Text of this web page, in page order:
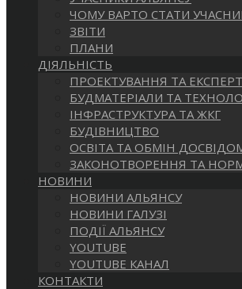
САЙТІ
ЧОМУ ВАРТО СТАТИ
ЗВІТИ
ПЛАНИ
ДІЯЛЬНІСТЬ
ПРОЕКТУВАННЯ ТА
БУДМАТЕРІАЛИ ТА
ІНФРАСТРУКТУРА ТА ЖКГ
БУДІВНИЦТВО
ОСВІТА ТА ОБМІН
ЗАКОНОТВОРЕННЯ ТА
НОВИНИ
НОВИНИ АЛЬЯНСУ
НОВИНИ ГАЛУЗІ
ПОДІЇ АЛЬЯНСУ
YOUTUBE
YOUTUBE КАНАЛ
КОНТАКТИ